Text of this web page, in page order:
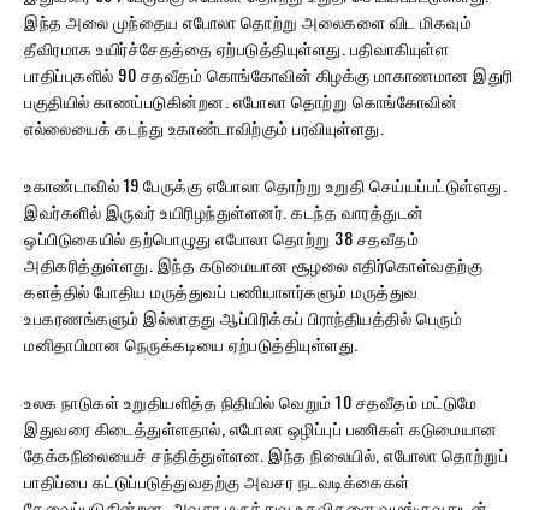
இந்த அலை முந்தைய எபோலா தொற்று அலைகளை விட மிகவும்
தீவிரமாக உயிர்ச்சேதத்தை ஏற்படுத்தியுள்ளது. பதிவாகியுள்ள
பாதிப்புகளில் 90 சதவீதம் கொங்கோவின் கிழக்கு மாகாணமான இதுரி
பகுதியில் காணப்படுகின்றன. எபோலா தொற்று கொங்கோவின்
எல்லையைக் கடந்து உகாண்டாவிற்கும் பரவியுள்ளது.
உகாண்டாவில் 19 பேருக்கு எபோலா தொற்று உறுதி செய்யப்பட்டுள்ளது.
இவர்களில் இருவர் உயிரிழந்துள்ளனர். கடந்த வாரத்துடன்
ஒப்பிடுகையில் தற்பொழுது எபோலா தொற்று 38 சதவீதம்
அதிகரித்துள்ளது. இந்த கடுமையான சூழலை எதிர்கொள்வதற்கு
களத்தில் போதிய மருத்துவப் பணியாளர்களும் மருத்துவ
உபகரணங்களும் இல்லாதது ஆப்பிரிக்கப் பிராந்தியத்தில் பெரும்
மனிதாபிமான நெருக்கடியை ஏற்படுத்தியுள்ளது.
உலக நாடுகள் உறுதியளித்த நிதியில் வெறும் 10 சதவீதம் மட்டுமே
இதுவரை கிடைத்துள்ளதால், எபோலா ஒழிப்புப் பணிகள் கடுமையான
தேக்கநிலையைச் சந்தித்துள்ளன. இந்த நிலையில், எபோலா தொற்றுப்
பாதிப்பை கட்டுப்படுத்துவதற்கு அவசர நடவடிக்கைகள்